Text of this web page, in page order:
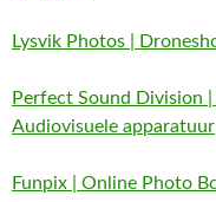
Lysvik Photos |
Perfect Sound Division
Audiovisuele apparatuur
Funpix | Online Photo